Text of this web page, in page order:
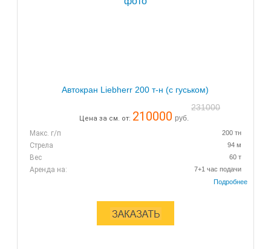
Автокран Liebherr 200 т-н (с гуськом)
231000
Цена за см. от: 210000 руб.
Макс. г/п
200 тн
Стрела 94 м
Вес 60 т
Аренда на: 7+1 час подачи